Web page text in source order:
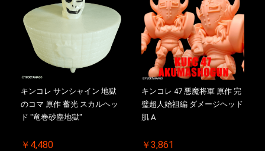
キンコレ サンシャイン 地獄
のコマ 原作 蓄光 スカルヘッ
ド "竜巻砂塵地獄"
￥4,480
キンコレ 47 悪魔将軍 原作 完
璧超人始祖編 ダメージヘッド
肌 A
￥3,861